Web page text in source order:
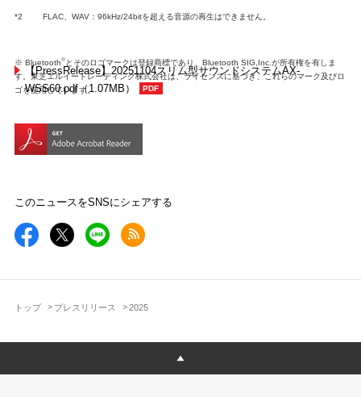
トップ プレスリリース 2025
*2 FLAC、WAV：96kHz/24bitを超える音源の再生はできません。
※ BluetoothⓇ とそのロゴマークは登録商標であり、Bluetooth SIG,Inc.が所有権を有しま
す。東芝エルイートレーディング株式会社は、ライセンスに基づき、これらのマーク及びロ
ゴを使用しています。
【PressRelease】20251104スリム型サウンドシステムAX-
WSS60.pdf（1.07MB）
このニュースをSNSにシェアする